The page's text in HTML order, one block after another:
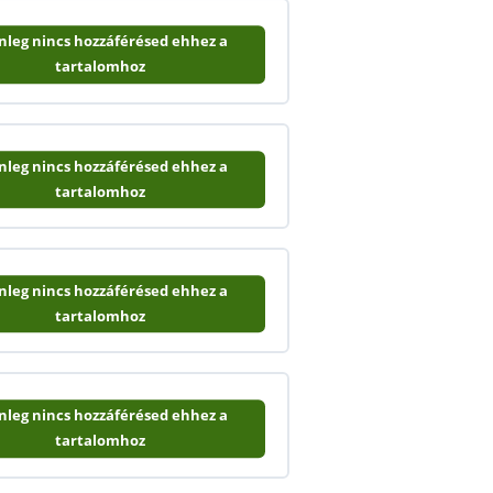
nincs hozzáférésed ehhez a
tartalomhoz
nincs hozzáférésed ehhez a
tartalomhoz
nincs hozzáférésed ehhez a
tartalomhoz
nincs hozzáférésed ehhez a
tartalomhoz